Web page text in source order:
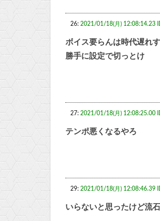
26: 2021/01/18(月) 12:08:14.23
ボイス要らんは時代遅れ
勝手に設定で切っとけ
27: 2021/01/18(月) 12:08:25.00
テンポ悪くなるやろ
29: 2021/01/18(月) 12:08:46.39
いらないと思ったけど流